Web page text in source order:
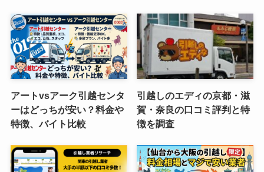
アートvsアーク引越センタ
ーはどっちが安い？料金や
特徴、バイト比較
引越しのエディの京都・滋
賀・奈良の口コミ評判と特
徴を調査